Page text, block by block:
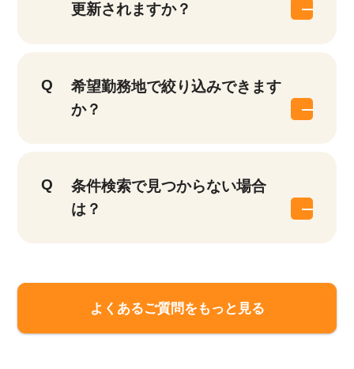
更新されますか？
希望勤務地で絞り込みできます
か？
条件検索で見つからない場合
は？
よくあるご質問をもっと見る